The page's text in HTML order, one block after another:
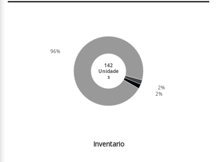
2%
2%
96%
142
Unidade
s
Inventario